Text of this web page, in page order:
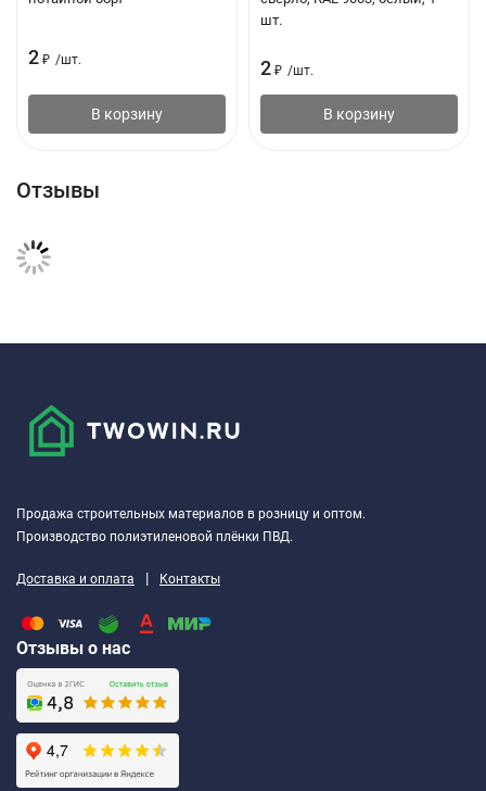
2 ₽ /шт.
В корзину
шт.
2 ₽ /шт.
В корзину
Отзывы
Продажа строительных материалов в розницу и оптом.
Производство полиэтиленовой плёнки ПВД.
Доставка и оплата | Контакты
Отзывы о нас